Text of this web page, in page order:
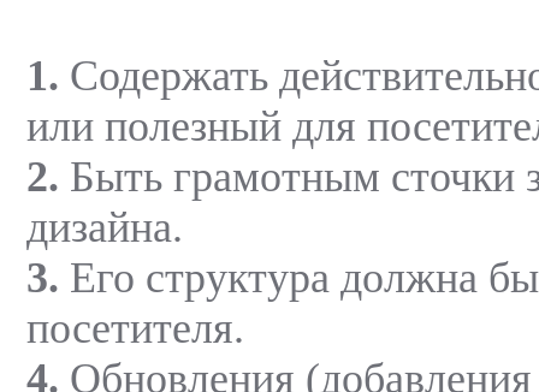
1. Содержать
или полезный для
2. Быть грамотным сточки
дизайна.
3. Его структура должна
посетителя.
4. Обновления